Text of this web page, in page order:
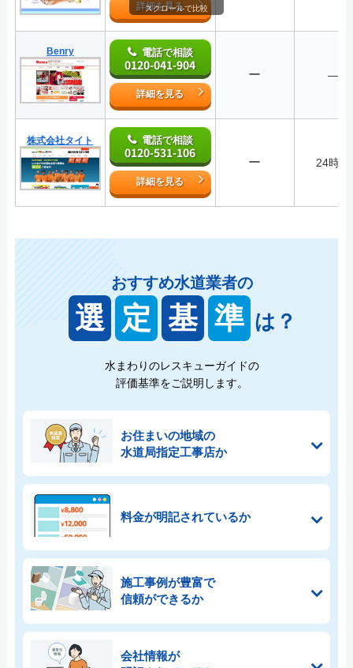
詳細を見る
Benry 電話で相談
0120-041-904
詳細を見る
ー ―
株式会社タイト 電話で相談
0120-531-106
詳細を見る
ー 24時間
スクロールで比較
おすすめ水道業者の
選 定 基 準 は？
水まわりのレスキューガイドの
評価基準をご説明します。
お住まいの地域の
水道局指定工事店か
料金が明記されているか
施工事例が豊富で
信頼ができるか
会社情報が